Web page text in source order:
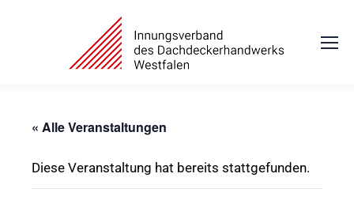
« Alle Veranstaltungen
Diese Veranstaltung hat bereits stattgefunden.